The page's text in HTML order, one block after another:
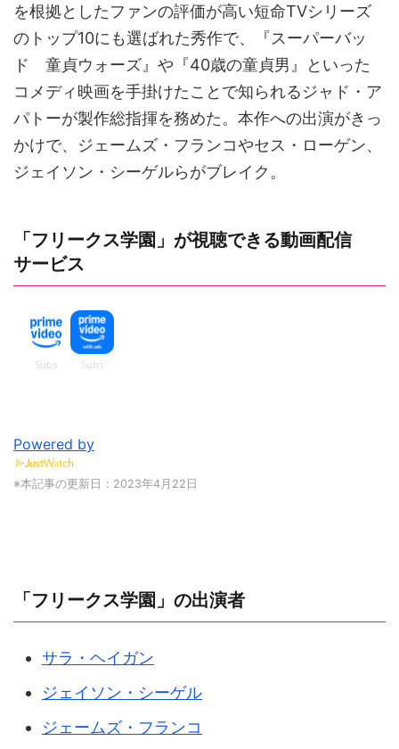
を根拠としたファンの評価が高い短命TVシリーズ
のトップ10にも選ばれた秀作で、『スーパーバッ
ド 童貞ウォーズ』や『40歳の童貞男』といった
コメディ映画を手掛けたことで知られるジャド・ア
パトーが製作総指揮を務めた。本作への出演がきっ
かけで、ジェームズ・フランコやセス・ローゲン、
ジェイソン・シーゲルらがブレイク。
「フリークス学園」が視聴できる動画配信
サービス
Powered by
※本記事の更新日：2023年4月22日
「フリークス学園」の出演者
サラ・ヘイガン
ジェイソン・シーゲル
ジェームズ・フランコ